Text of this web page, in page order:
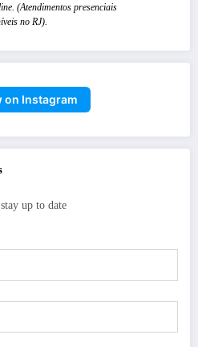
(Atendimentos presenciais
no RJ).
on Instagram
up to date